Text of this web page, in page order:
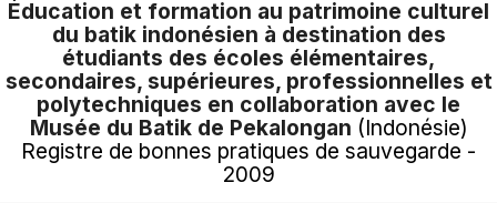
Éducation et formation au patrimoine culturel
du batik indonésien à destination des
étudiants des écoles élémentaires,
secondaires, supérieures, professionnelles et
polytechniques en collaboration avec le
Musée du Batik de Pekalongan (Indonésie)
Registre de bonnes pratiques de sauvegarde -
2009